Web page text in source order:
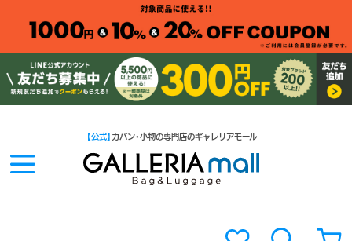
【公式】 カバン・小物の専門店のギャレリアモール